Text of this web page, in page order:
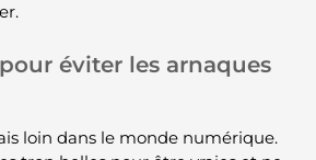
éviter les arnaques
loin dans le monde numérique.